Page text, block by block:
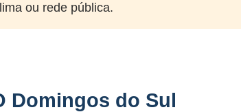
ou rede pública.
Domingos do Sul